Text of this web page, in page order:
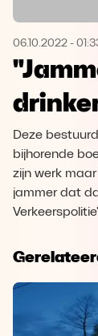
06.10.2022 -
Deze
bijhorende
zijn werk
jammer dat